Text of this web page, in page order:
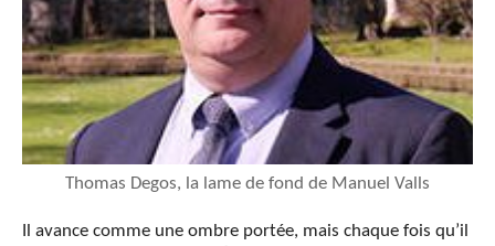
Thomas Degos, la lame de fond de Manuel Valls
Il avance comme une ombre portée, mais chaque fois qu’il